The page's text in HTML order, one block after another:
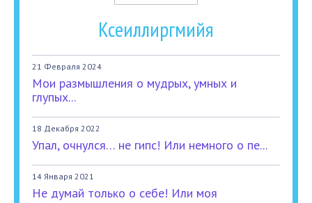
Ксеиллиргмийя
21 Февраля 2024
Мои размышления о мудрых, умных и
глупых...
18 Декабря 2022
Упал, очнулся… не гипс! Или немного о пе...
14 Января 2021
Не думай только о себе! Или моя